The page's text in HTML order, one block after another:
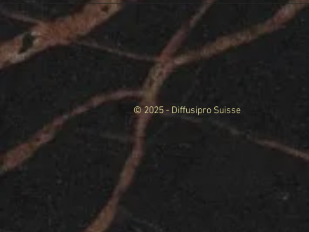
© 2025 - Diffusipro Suisse